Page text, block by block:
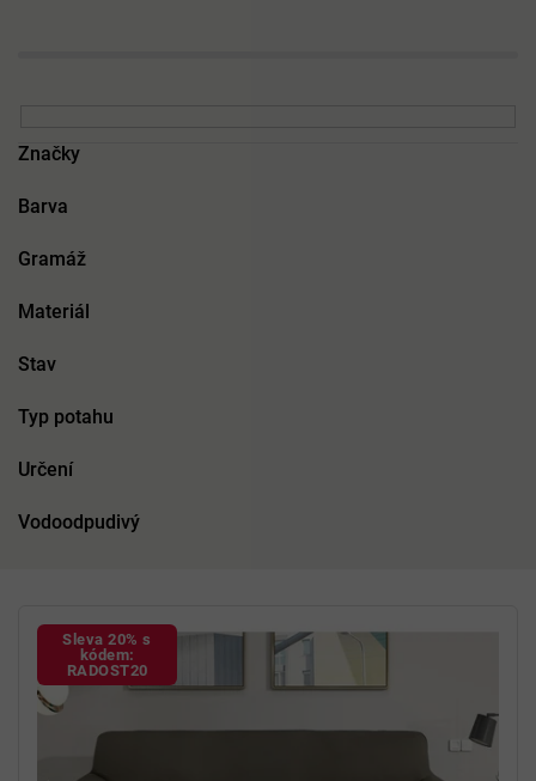
Značky
Barva
Gramáž
Materiál
Stav
Typ potahu
Určení
Vodoodpudivý
Sleva 20% s
kódem:
RADOST20